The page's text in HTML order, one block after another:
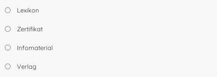
Lexikon
Zertifikat
Infomaterial
Verlag